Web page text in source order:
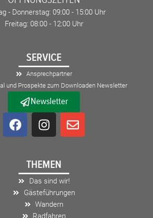
- Donnerstag: 09:00 - 15:00 Uhr
Freitag: 08:00 - 12:00 Uhr
SERVICE
Ansprechpartner
und Prospekte zum Downloaden Newsletter
Newsletter
F
a
o
o
I
n
a
g
r
a
E
n
p
THEMEN
Das sind wir!
Gästeführungen
Wandern
Radfahren